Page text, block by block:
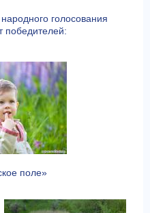
голосования
победителей:
поле»